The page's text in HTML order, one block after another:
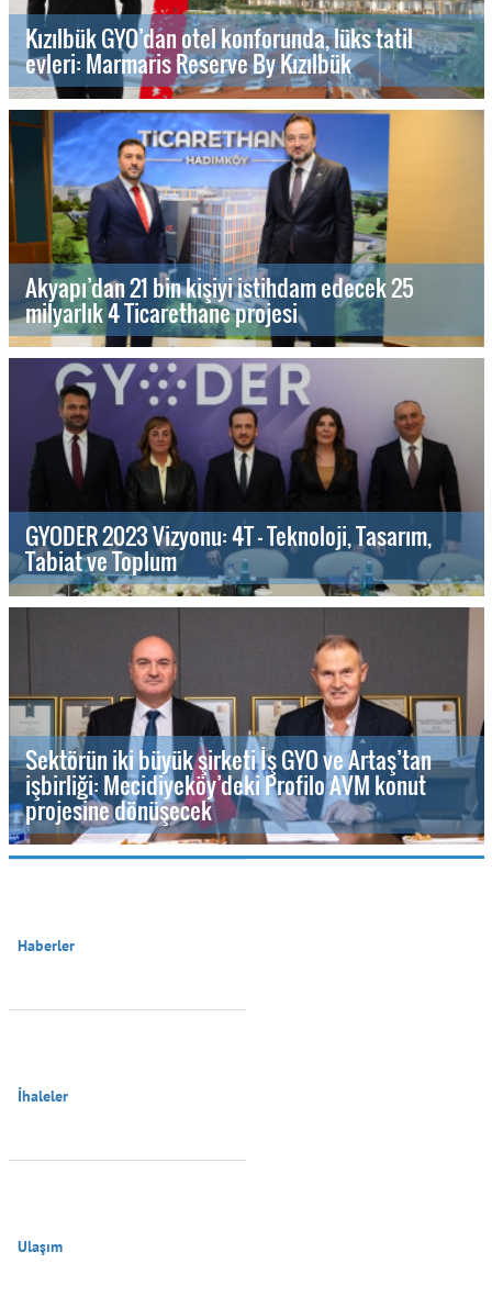
Kızılbük GYO’dan otel konforunda, lüks tatil
evleri: Marmaris Reserve By Kızılbük
Akyapı’dan 21 bin kişiyi istihdam edecek 25
milyarlık 4 Ticarethane projesi
GYODER 2023 Vizyonu: 4T - Teknoloji, Tasarım,
Tabiat ve Toplum
Sektörün iki büyük şirketi İş GYO ve Artaş’tan
işbirliği: Mecidiyeköy’deki Profilo AVM konut
projesine dönüşecek
Haberler
İhaleler
Ulaşım